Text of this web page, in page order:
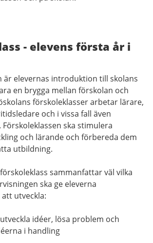
- elevens första år i
är elevernas introduktion till skolans
en brygga mellan förskolan och
förskoleklasser arbetar lärare,
och i vissa fall även
ska stimulera
och lärande och förbereda dem
utbildning.
sammanfattar väl vilka
ska ge eleverna
utveckla:
idéer, lösa problem och
i handling